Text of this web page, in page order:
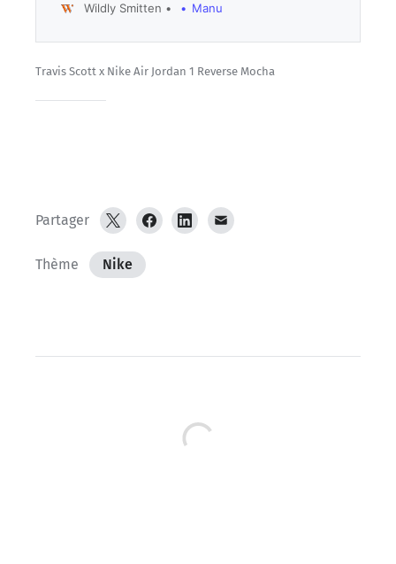
x Air Jordan 1 Low « Reverse Mocha » viennent
mélange de couleurs…
Wildly Smitten Manu
Travis Scott x Nike Air Jordan 1 Reverse Mocha
Partager
Thème Nike